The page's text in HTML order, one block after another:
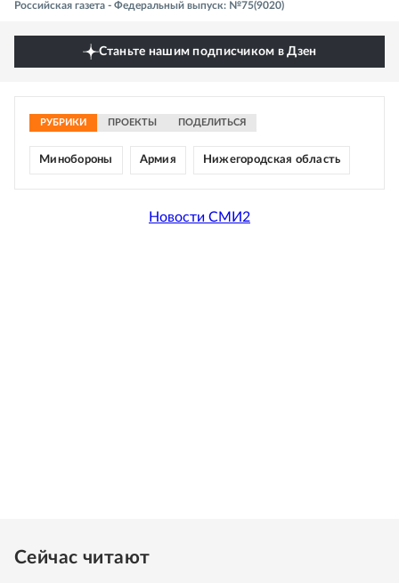
Российская газета - Федеральный выпуск: №75(9020)
Станьте нашим подписчиком в Дзен
РУБРИКИ ПРОЕКТЫ ПОДЕЛИТЬСЯ
Минобороны Армия Нижегородская область
Новости СМИ2
Сейчас читают